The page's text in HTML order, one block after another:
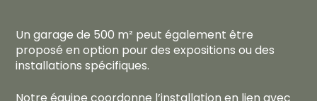
Un garage de 500 m² peut également être
proposé en option pour des expositions ou des
installations spécifiques.